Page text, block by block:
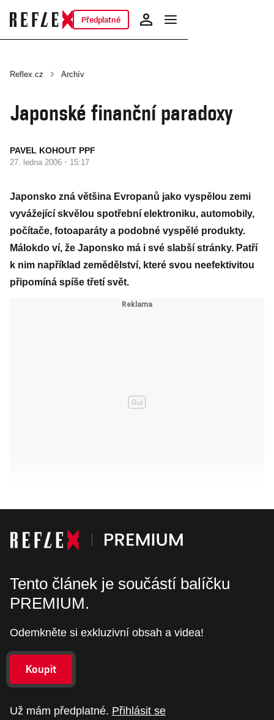
Předplatné
Reflex.cz Archív
Japonské finanční paradoxy
PAVEL KOHOUT PPF
27. ledna 2006 · 15:17
Japonsko zná většina Evropanů jako vyspělou zemi
vyvážející skvělou spotřební elektroniku, automobily,
počítače, fotoaparáty a podobné vyspělé produkty.
Málokdo ví, že Japonsko má i své slabší stránky. Patří
k nim například zemědělství, které svou neefektivitou
připomíná spíše třetí svět.
Tento článek je součástí balíčku
PREMIUM.
Odemkněte si exkluzivní obsah a videa!
Koupit
Už mám předplatné. Přihlásit se